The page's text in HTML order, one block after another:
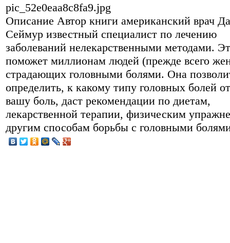
pic_52e0eaa8c8fa9.jpg
Описание Автор книги американский врач
Сеймур известный специалист по лечению
заболеваний нелекарственными методами.
поможет миллионам людей (прежде всего
страдающих головными болями. Она
определить, к какому типу головных болей
вашу боль, даст рекомендации по диетам,
лекарственной терапии, физическим
другим способам борьбы с головными